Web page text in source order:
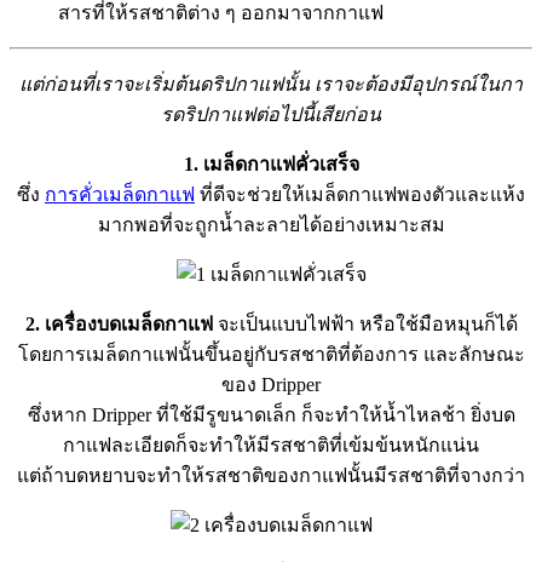
สารที่ให้รสชาติต่าง ๆ ออกมาจากกาแฟ
แต่ก่อนที่เราจะเริ่มต้นดริปกาแฟนั้น เราจะต้องมีอุปกรณ์ในกา
รดริปกาแฟต่อไปนี้เสียก่อน
1. เมล็ดกาแฟคั่วเสร็จ
ซึ่ง การคั่วเมล็ดกาแฟ ที่ดีจะช่วยให้เมล็ดกาแฟพองตัวและแห้ง
มากพอที่จะถูกน้ำละลายได้อย่างเหมาะสม
2. เครื่องบดเมล็ดกาแฟ จะเป็นแบบไฟฟ้า หรือใช้มือหมุนก็ได้
โดยการเมล็ดกาแฟนั้นขึ้นอยู่กับรสชาติที่ต้องการ และลักษณะ
ของ Dripper
ซึ่งหาก Dripper ที่ใช้มีรูขนาดเล็ก ก็จะทำให้น้ำไหลช้า ยิ่งบด
กาแฟละเอียดก็จะทำให้มีรสชาติที่เข้มข้นหนักแน่น
แต่ถ้าบดหยาบจะทำให้รสชาติของกาแฟนั้นมีรสชาติที่จางกว่า